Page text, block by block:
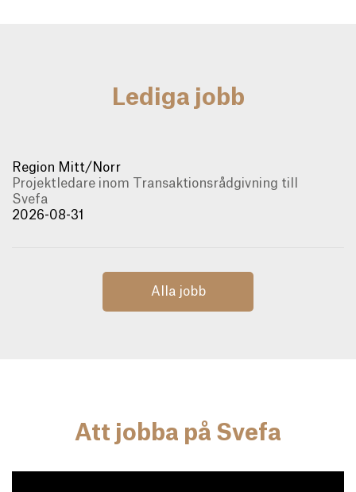
Lediga jobb
Region Mitt/Norr
Projektledare inom Transaktionsrådgivning till
Svefa
2026-08-31
Alla jobb
Att jobba på Svefa